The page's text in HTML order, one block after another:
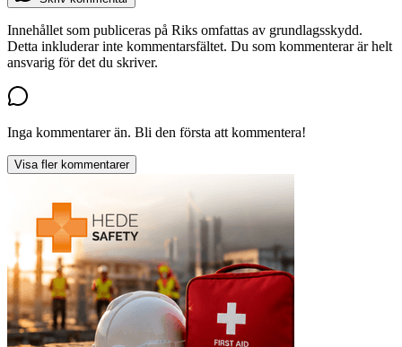
Innehållet som publiceras på Riks omfattas av grundlagsskydd.
Detta inkluderar inte kommentarsfältet. Du som kommenterar är helt
ansvarig för det du skriver.
Inga kommentarer än. Bli den första att kommentera!
Visa fler kommentarer